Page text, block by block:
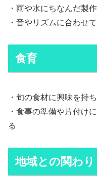
・雨や水にちなんだ製
・音やリズムに合わせ
食育
・旬の食材に興味を持
・食事の準備や片付け
る
地域との関わり